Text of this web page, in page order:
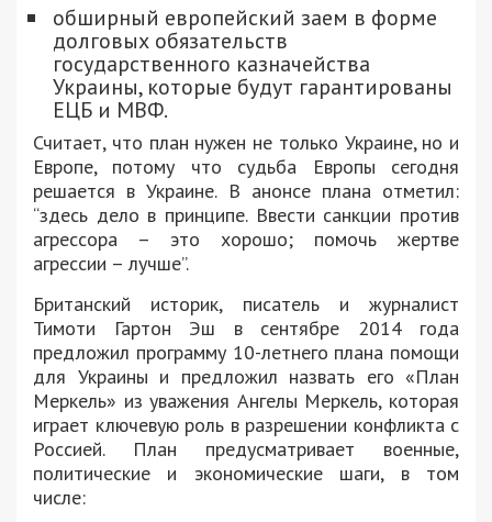
обширный европейский заем в форме
долговых обязательств
государственного казначейства
Украины, которые будут гарантированы
ЕЦБ и МВФ.
Считает, что план нужен не только Украине, но и
Европе, потому что судьба Европы сегодня
решается в Украине. В анонсе плана отметил:
“здесь дело в принципе. Ввести санкции против
агрессора – это хорошо; помочь жертве
агрессии – лучше”.
Британский историк, писатель и журналист
Тимоти Гартон Эш в сентябре 2014 года
предложил программу 10-летнего плана помощи
для Украины и предложил назвать его «План
Меркель» из уважения Ангелы Меркель, которая
играет ключевую роль в разрешении конфликта с
Россией. План предусматривает военные,
политические и экономические шаги, в том
числе: